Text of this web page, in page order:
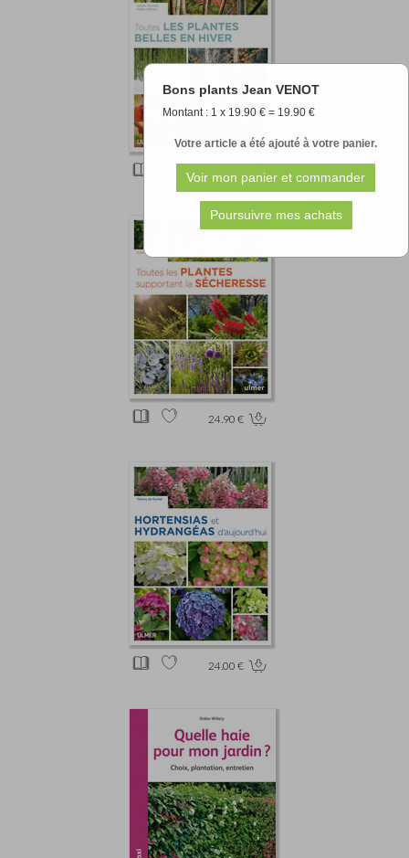
Bons plants Jean VENOT
Montant : 1 x 19.90 € = 19.90 €
Votre article a été ajouté à votre panier.
24.90 €
24.00 €